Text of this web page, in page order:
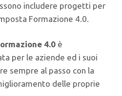
includere progetti per
Formazione 4.0.
4.0è
per le aziende ed i suoi
sempre al passo con la
delle proprie